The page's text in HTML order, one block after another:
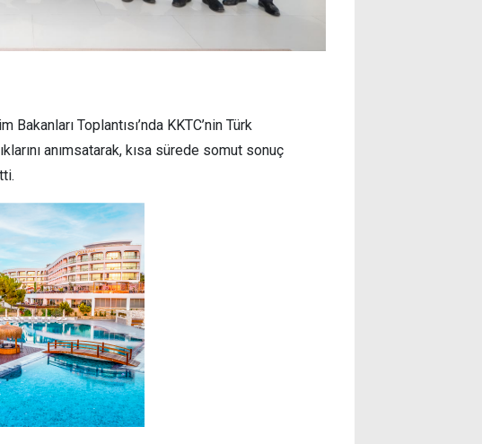
Toplantısı’nda KKTC’nin Türk
anımsatarak, kısa sürede somut sonuç